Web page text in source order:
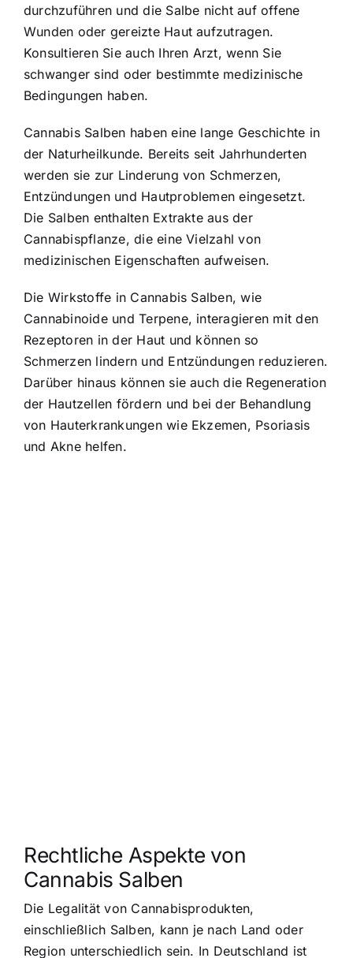
durchzuführen und die Salbe nicht auf offene
Wunden oder gereizte Haut aufzutragen.
Konsultieren Sie auch Ihren Arzt, wenn Sie
schwanger sind oder bestimmte medizinische
Bedingungen haben.
Cannabis Salben haben eine lange Geschichte in
der Naturheilkunde. Bereits seit Jahrhunderten
werden sie zur Linderung von Schmerzen,
Entzündungen und Hautproblemen eingesetzt.
Die Salben enthalten Extrakte aus der
Cannabispflanze, die eine Vielzahl von
medizinischen Eigenschaften aufweisen.
Die Wirkstoffe in Cannabis Salben, wie
Cannabinoide und Terpene, interagieren mit den
Rezeptoren in der Haut und können so
Schmerzen lindern und Entzündungen reduzieren.
Darüber hinaus können sie auch die Regeneration
der Hautzellen fördern und bei der Behandlung
von Hauterkrankungen wie Ekzemen, Psoriasis
und Akne helfen.
Rechtliche Aspekte von
Cannabis Salben
Die Legalität von Cannabisprodukten,
einschließlich Salben, kann je nach Land oder
Region unterschiedlich sein. In Deutschland ist